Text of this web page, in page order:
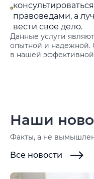
правоведами, а
вести свое дело.
Данные услуги
опытной и надежной.
в нашей
Наши
Факты, а не
Все новости